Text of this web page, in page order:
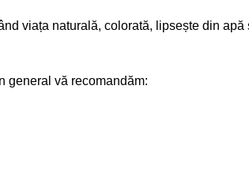
viața naturală, colorată, lipsește din
general vă recomandăm: